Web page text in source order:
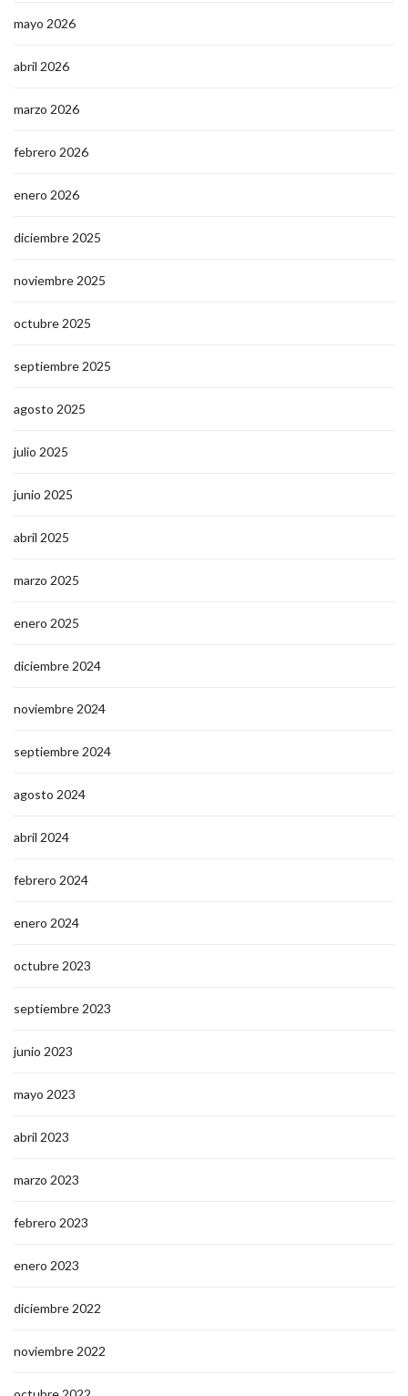
mayo 2026
abril 2026
marzo 2026
febrero 2026
enero 2026
diciembre 2025
noviembre 2025
octubre 2025
septiembre 2025
agosto 2025
julio 2025
junio 2025
abril 2025
marzo 2025
enero 2025
diciembre 2024
noviembre 2024
septiembre 2024
agosto 2024
abril 2024
febrero 2024
enero 2024
octubre 2023
septiembre 2023
junio 2023
mayo 2023
abril 2023
marzo 2023
febrero 2023
enero 2023
diciembre 2022
noviembre 2022